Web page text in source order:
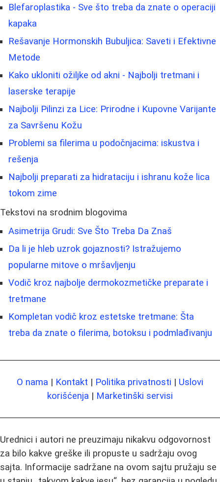
Blefaroplastika - Sve što treba da znate o operaciji
kapaka
Rešavanje Hormonskih Bubuljica: Saveti i Efektivne
Metode
Kako ukloniti ožiljke od akni - Najbolji tretmani i
laserske terapije
Najbolji Pilinzi za Lice: Prirodne i Kupovne Varijante
za Savršenu Kožu
Problemi sa filerima u podočnjacima: iskustva i
rešenja
Najbolji preparati za hidrataciju i ishranu kože lica
tokom zime
Tekstovi na srodnim blogovima
Asimetrija Grudi: Sve Što Treba Da Znaš
Da li je hleb uzrok gojaznosti? Istražujemo
popularne mitove o mršavljenju
Vodič kroz najbolje dermokozmetičke preparate i
tretmane
Kompletan vodič kroz estetske tretmane: Šta
treba da znate o filerima, botoksu i podmlađivanju
O nama | Kontakt | Politika privatnosti | Uslovi
korišćenja | Marketinški servisi
Urednici i autori ne preuzimaju nikakvu odgovornost
za bilo kakve greške ili propuste u sadržaju ovog
sajta. Informacije sadržane na ovom sajtu pružaju se